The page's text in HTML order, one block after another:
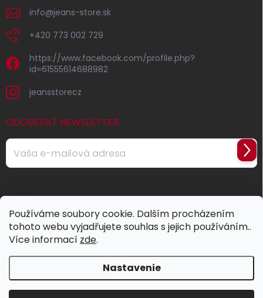
Používáme soubory cookie. Dalším procházením
tohoto webu vyjadřujete souhlas s jejich používáním..
Více informací zde.
Nastavenie
info@jeans-store.sk
+420 773 002 729
https://www.facebook.com/profile.php?
id=61555614688982
jeansstorecz
ODOBERAŤ NEWSLETTER
údajů
sa